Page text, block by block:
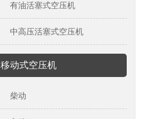
有油活塞式空压机
中高压活塞式空压机
移动式空压机
柴动